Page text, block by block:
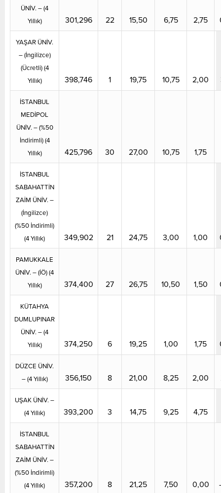
ÜNİV. – (4
Yıllık)
301,296 22 15,50 6,75 2,75
YAŞAR ÜNİV.
– (İngilizce)
(Ücretli) (4
Yıllık)
398,746 1 19,75 10,75 2,00
İSTANBUL
MEDİPOL
ÜNİV. – (%50
İndirimli) (4
Yıllık)
425,796 30 27,00 10,75 1,75
İSTANBUL
SABAHATTİN
ZAİM ÜNİV. –
(İngilizce)
(%50 İndirimli)
(4 Yıllık)
349,902 21 24,75 3,00 1,00
PAMUKKALE
ÜNİV. – (İÖ) (4
Yıllık)
374,400 27 26,75 10,50 1,50
KÜTAHYA
DUMLUPINAR
ÜNİV. – (4
Yıllık)
374,250 6 19,25 1,00 1,75
DÜZCE ÜNİV.
– (4 Yıllık)
356,150 8 21,00 8,25 2,00
UŞAK ÜNİV. –
(4 Yıllık)
393,200 3 14,75 9,25 4,75
İSTANBUL
SABAHATTİN
ZAİM ÜNİV. –
(%50 İndirimli)
(4 Yıllık)
357,200 8 21,25 7,50 0,00